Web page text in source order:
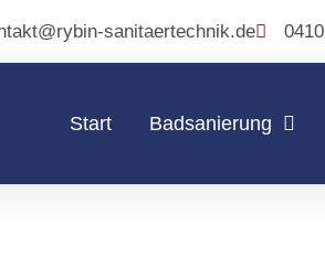
sanitaertechnik.de
Start Badsanierung